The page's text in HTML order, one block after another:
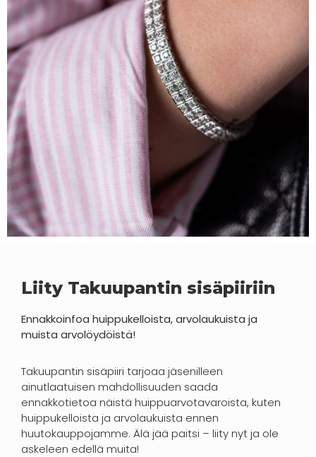
Liity Takuupantin sisäpiiriin
Ennakkoinfoa huippukelloista, arvolaukuista ja
muista arvolöydöistä!
Takuupantin sisäpiiri tarjoaa jäsenilleen
ainutlaatuisen mahdollisuuden saada
ennakkotietoa näistä huippuarvotavaroista, kuten
huippukelloista ja arvolaukuista ennen
huutokauppojamme. Älä jää paitsi – liity nyt ja ole
askeleen edellä muita!